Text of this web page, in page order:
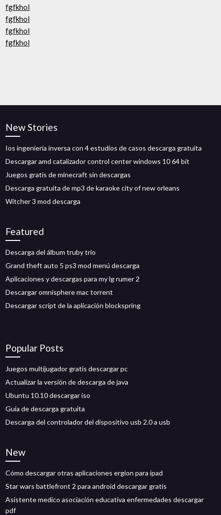
fgfkhol
fgfkhol
fgfkhol
fgfkhol
New Stories
Ios ingeniería inversa con 4 estudios de casos descarga gratuita
Descargar amd catalizador control center windows 10 64 bit
Juegos gratis de minecraft sin descargas
Descarga gratuita de mp3 de karaoke city of new orleans
Witcher 3 mod descarga
Featured
Descarga del álbum truby trio
Grand theft auto 5 ps3 mod menú descarga
Aplicaciones y descargas para my lg rumer 2
Descargar omnisphere mac torrent
Descargar script de la aplicación blockspring
Popular Posts
Juegos multijugador gratis descargar pc
Actualizar la versión de descarga de java
Ubuntu 10.10 descargar iso
Guía de descarga gratuita
Descarga del controlador del dispositivo usb 2.0 a usb
New
Cómo descargar otras aplicaciones ergion para ipad
Star wars battlefront 2 para android descargar gratis
Asistente medico asociación educativa enfermedades descargar
pdf